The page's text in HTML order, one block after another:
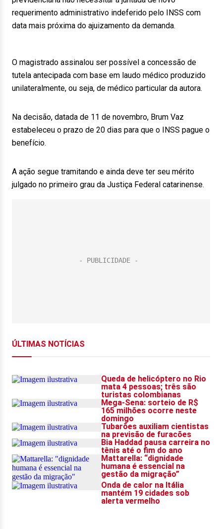
requerimento administrativo indeferido pelo INSS com
data mais próxima do ajuizamento da demanda.
O magistrado assinalou ser possível a concessão de
tutela antecipada com base em laudo médico produzido
unilateralmente, ou seja, de médico particular da autora.
Na decisão, datada de 11 de novembro, Brum Vaz
estabeleceu o prazo de 20 dias para que o INSS pague o
benefício.
A ação segue tramitando e ainda deve ter seu mérito
julgado no primeiro grau da Justiça Federal catarinense.